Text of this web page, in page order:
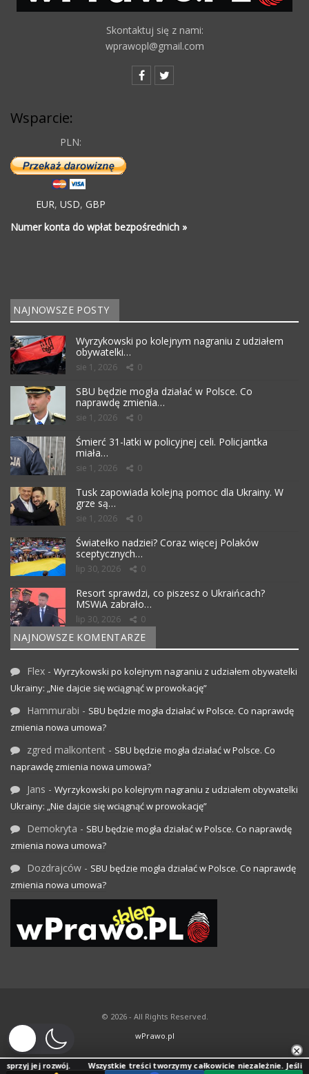
Skontaktuj się z nami:
wprawopl@gmail.com
Wsparcie:
PLN:
EUR, USD, GBP
Numer konta do wpłat bezpośrednich »
NAJNOWSZE POSTY
Wyrzykowski po kolejnym nagraniu z udziałem
obywatelki…
sie 1, 2026 0
SBU będzie mogła działać w Polsce. Co
naprawdę zmienia…
sie 1, 2026 0
Śmierć 31-latki w policyjnej celi. Policjantka
miała…
sie 1, 2026 0
Tusk zapowiada kolejną pomoc dla Ukrainy. W
grze są…
sie 1, 2026 0
Światełko nadziei? Coraz więcej Polaków
sceptycznych…
lip 30, 2026 0
Resort sprawdzi, co piszesz o Ukraińcach?
MSWiA zabrało…
lip 30, 2026 0
NAJNOWSZE KOMENTARZE
Flex - Wyrzykowski po kolejnym nagraniu z udziałem obywatelki
Ukrainy: „Nie dajcie się wciągnąć w prowokację”
Hammurabi - SBU będzie mogła działać w Polsce. Co naprawdę
zmienia nowa umowa?
zgred malkontent - SBU będzie mogła działać w Polsce. Co
naprawdę zmienia nowa umowa?
Jans - Wyrzykowski po kolejnym nagraniu z udziałem obywatelki
Ukrainy: „Nie dajcie się wciągnąć w prowokację”
Demokryta - SBU będzie mogła działać w Polsce. Co naprawdę
zmienia nowa umowa?
Dozdrajców - SBU będzie mogła działać w Polsce. Co naprawdę
zmienia nowa umowa?
© 2026 - All Rights Reserved.
wPrawo.pl
×
rozwój. Wszystkie treści tworzymy całkowicie niezależnie. Jeśli doceniasz